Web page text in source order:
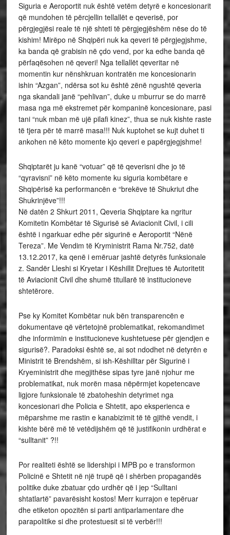
Siguria e Aeroportit nuk është vetëm detyrë e koncesionarit
që mundohen të përcjellin tellallët e qeverisë, por
përgjegjësi reale të një shteti të përgjegjëshëm nëse do të
kishim! Mirëpo në Shqipëri nuk ka qeveri të përgjegjshme,
ka banda që grabisin në çdo vend, por ka edhe banda që
përfaqësohen në qeveri! Nga tellallët qeveritar në
momentin kur nënshkruan kontratën me koncesionarin
ishin “Azgan”, ndërsa sot ku është zënë ngushtë qeveria
nga skandali janë “pehlivan”, duke u mburrur se do marrë
masa nga më ekstremet për kompaninë koncesionare, pasi
tani “nuk mban më ujë pilafi kinez”, thua se nuk kishte raste
të tjera për të marrë masa!!! Nuk kuptohet se kujt duhet ti
ankohen në këto momente kjo qeveri e papërgjegjshme!
Shqiptarët ju kanë “votuar” që të qeverisni dhe jo të
“qyravisni” në këto momente ku siguria kombëtare e
Shqipërisë ka performancën e “brekëve të Shukriut dhe
Shukrinjëve”!!!
Në datën 2 Shkurt 2011, Qeveria Shqiptare ka ngritur
Komitetin Kombëtar të Sigurisë së Aviacionit Civil, i cili
është i ngarkuar edhe për sigurinë e Aeroportit “Nënë
Tereza”. Me Vendim të Kryministrit Rama Nr.752, datë
13.12.2017, ka qenë i emëruar jashtë detyrës funksionale
z. Sandër Lleshi si Kryetar i Këshillit Drejtues të Autoritetit
të Aviacionit Civil dhe shumë titullarë të institucioneve
shtetërore.
Pse ky Komitet Kombëtar nuk bën transparencën e
dokumentave që vërtetojnë problematikat, rekomandimet
dhe informimin e institucioneve kushtetuese për gjendjen e
sigurisë?. Paradoksi është se, ai sot ndodhet në detyrën e
Ministrit të Brendshëm, si ish-Këshilltar për Sigurinë i
Kryeministrit dhe megjithëse sipas tyre janë njohur me
problematikat, nuk morën masa nëpërmjet kopetencave
ligjore funksionale të zbatoheshin detyrimet nga
koncesionari dhe Policia e Shtetit, apo eksperienca e
mëparshme me rastin e kanabizimit të të gjithë vendit, i
kishte bërë më të vetëdijshëm që të justifikonin urdhërat e
“sulltanit” ?!!
Por realiteti është se lidershipi i MPB po e transformon
Policinë e Shtetit në një trupë që i shërben propagandës
politike duke zbatuar çdo urdhër që i jep “Sulltani
shtatlartë” pavarësisht kostos! Merr kurrajon e tepëruar
dhe etiketon opozitën si parti antiparlamentare dhe
parapolitike si dhe protestuesit si të verbër!!!